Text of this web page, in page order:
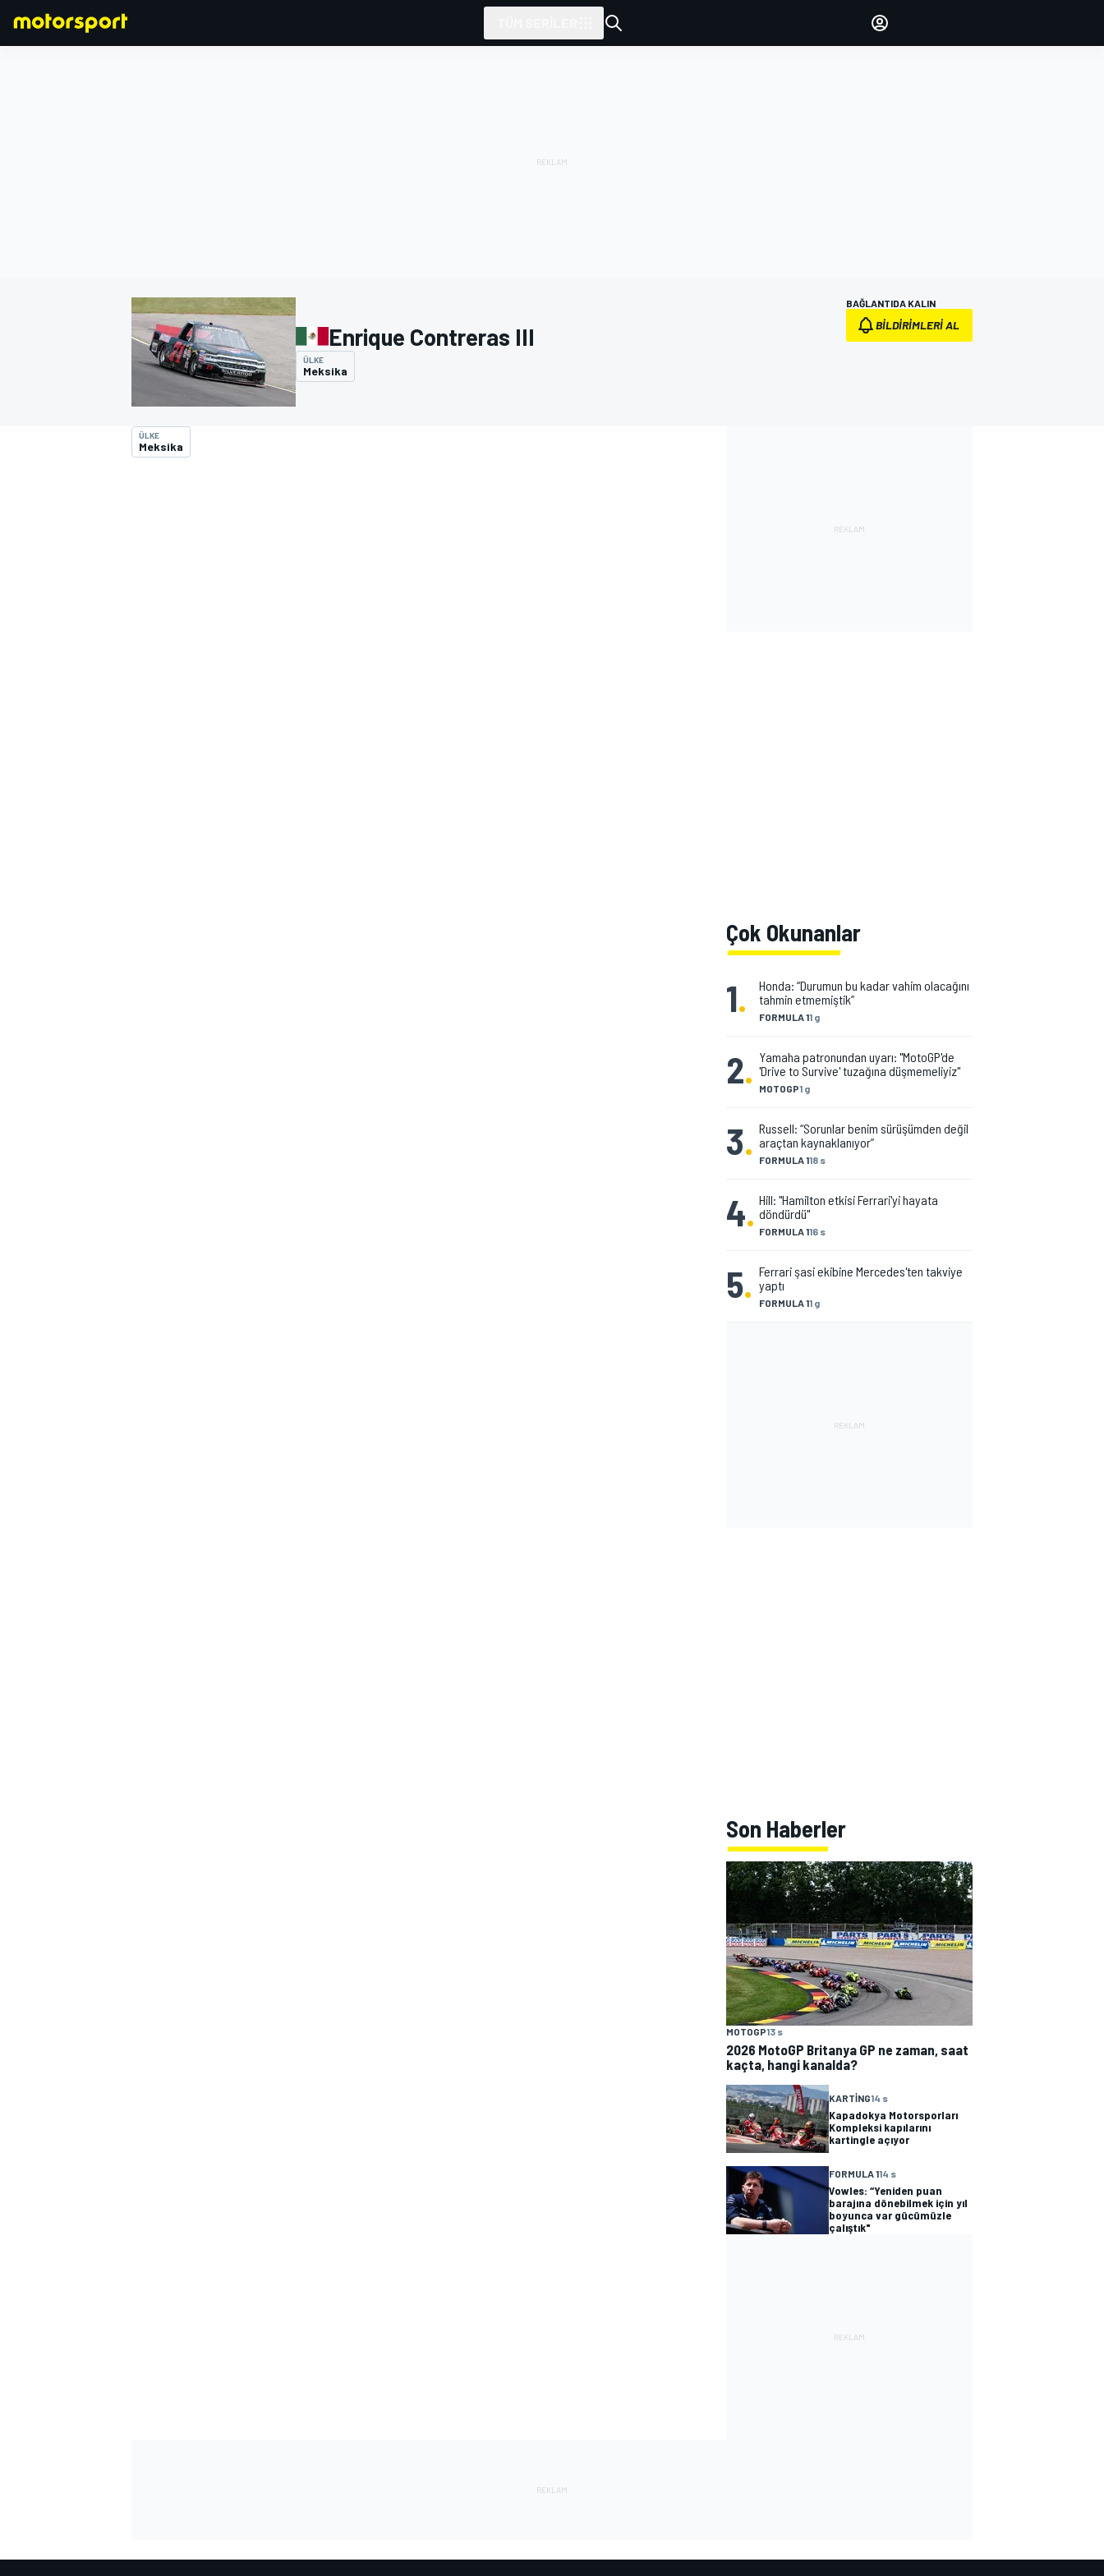
Enrique Contreras III
ÜLKE
Meksika
BAĞLANTIDA KALIN
BILDIRIMLERI AL
ÜLKE
Meksika
Çok Okunanlar
1. FORMULA 11 g
Honda: “Durumun bu kadar vahim olacağını
tahmin etmemiştik”
2. MOTOGP1 g
Yamaha patronundan uyarı: "MotoGP'de
'Drive to Survive' tuzağına düşmemeliyiz"
3. FORMULA 118 s
Russell: “Sorunlar benim sürüşümden değil
araçtan kaynaklanıyor”
4. FORMULA 116 s
Hill: "Hamilton etkisi Ferrari'yi hayata
döndürdü"
5. FORMULA 11 g
Ferrari şasi ekibine Mercedes'ten takviye
yaptı
Son Haberler
MOTOGP13 s
2026 MotoGP Britanya GP ne zaman, saat
kaçta, hangi kanalda?
KARTING14 s
Kapadokya Motorsporları
Kompleksi kapılarını
kartingle açıyor
FORMULA 114 s
Vowles: “Yeniden puan
barajına dönebilmek için yıl
boyunca var gücümüzle
çalıştık"